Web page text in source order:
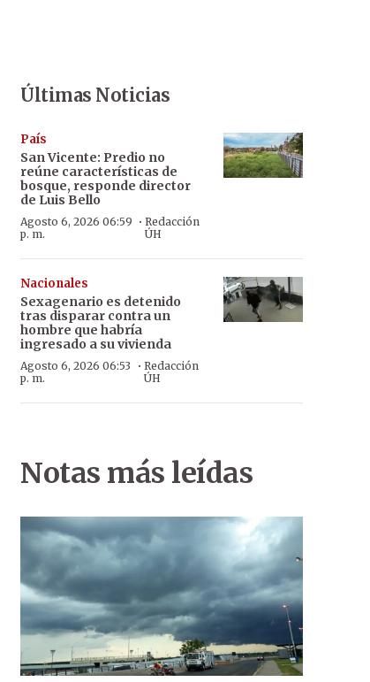
Últimas Noticias
País
San Vicente: Predio no
reúne características de
bosque, responde director
de Luis Bello
Agosto 6, 2026 06:59
p. m.
· Redacción
ÚH
Nacionales
Sexagenario es detenido
tras disparar contra un
hombre que habría
ingresado a su vivienda
Agosto 6, 2026 06:53
p. m.
· Redacción
ÚH
Notas más leídas